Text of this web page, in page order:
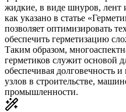
жидкие, в виде шнуров, лент
как указано в статье
позволяет оптимизировать
обеспечить герметизацию
Таким образом,
герметиков служит основой
обеспечивая долговечность
узлов в строительстве,
промышленности.